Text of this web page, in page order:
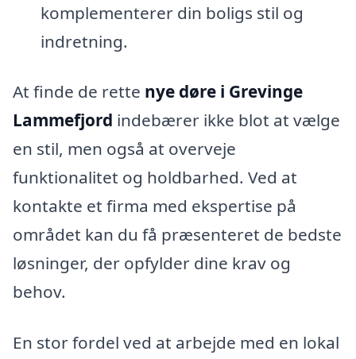
komplementerer din boligs stil og
indretning.
At finde de rette nye døre i Grevinge
Lammefjord indebærer ikke blot at vælge
en stil, men også at overveje
funktionalitet og holdbarhed. Ved at
kontakte et firma med ekspertise på
området kan du få præsenteret de bedste
løsninger, der opfylder dine krav og
behov.
En stor fordel ved at arbejde med en lokal